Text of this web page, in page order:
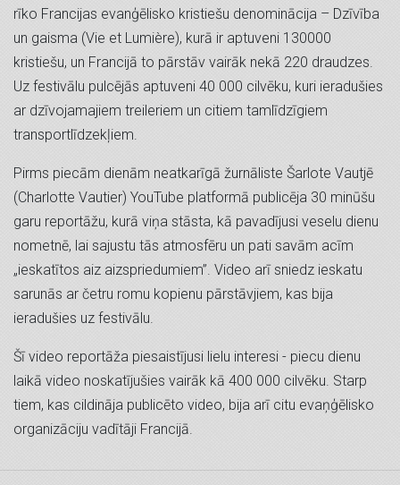
rīko Francijas evanģēlisko kristiešu denominācija – Dzīvība
un gaisma (Vie et Lumière), kurā ir aptuveni 130000
kristiešu, un Francijā to pārstāv vairāk nekā 220 draudzes.
Uz festivālu pulcējās aptuveni 40 000 cilvēku, kuri ieradušies
ar dzīvojamajiem treileriem un citiem tamlīdzīgiem
transportlīdzekļiem.
Pirms piecām dienām neatkarīgā žurnāliste Šarlote Vautjē
(Charlotte Vautier) YouTube platformā publicēja 30 minūšu
garu reportāžu, kurā viņa stāsta, kā pavadījusi veselu dienu
nometnē, lai sajustu tās atmosfēru un pati savām acīm
„ieskatītos aiz aizspriedumiem”. Video arī sniedz ieskatu
sarunās ar četru romu kopienu pārstāvjiem, kas bija
ieradušies uz festivālu.
Šī video reportāža piesaistījusi lielu interesi - piecu dienu
laikā video noskatījušies vairāk kā 400 000 cilvēku. Starp
tiem, kas cildināja publicēto video, bija arī citu evaņģēlisko
organizāciju vadītāji Francijā.